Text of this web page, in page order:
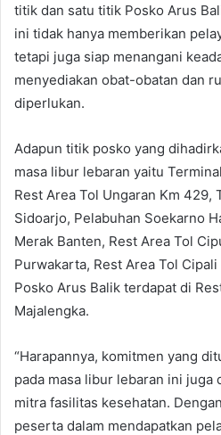
titik dan satu titik Posko Arus
ini tidak hanya memberikan
tetapi juga siap menangani
menyediakan obat-obatan dan
diperlukan.
Adapun titik posko yang
masa libur lebaran yaitu
Rest Area Tol Ungaran Km 429,
Sidoarjo, Pelabuhan Soekarno
Merak Banten, Rest Area Tol
Purwakarta, Rest Area Tol
Posko Arus Balik terdapat di
Majalengka.
“Harapannya, komitmen yang
pada masa libur lebaran ini
mitra fasilitas kesehatan.
peserta dalam mendapatkan